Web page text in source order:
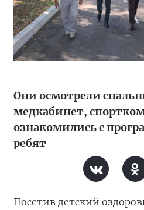
Они осмотрели
медкабинет,
ознакомились с
ребят
Посетив детский